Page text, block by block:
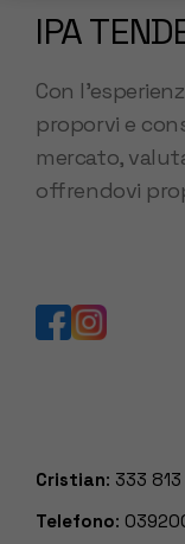
IPA
Con
proporvi e
mercato,
offrendovi
Cristian: 333 813
Telefono: